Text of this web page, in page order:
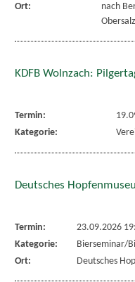
Ort:
nach
KDFB Wolnzach:
Termin:
Kategorie:
Deutsches
Termin:
23.09.2026
Kategorie:
Bierseminar/
Ort:
Deutsches